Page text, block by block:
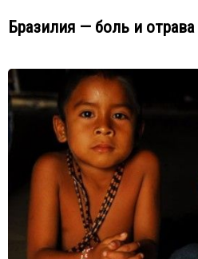
Бразилия — боль и отрава